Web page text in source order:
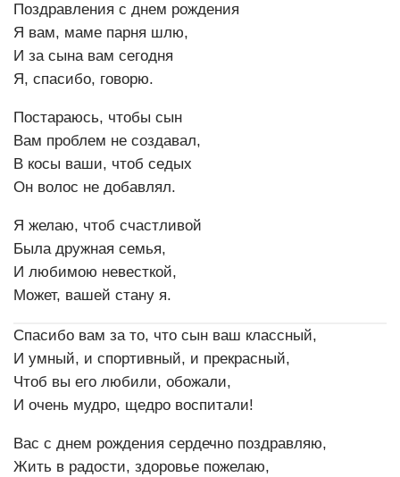
Поздравления с днем рождения
Я вам, маме парня шлю,
И за сына вам сегодня
Я, спасибо, говорю.
Постараюсь, чтобы сын
Вам проблем не создавал,
В косы ваши, чтоб седых
Он волос не добавлял.
Я желаю, чтоб счастливой
Была дружная семья,
И любимою невесткой,
Может, вашей стану я.
Спасибо вам за то, что сын ваш классный,
И умный, и спортивный, и прекрасный,
Чтоб вы его любили, обожали,
И очень мудро, щедро воспитали!
Вас с днем рождения сердечно поздравляю,
Жить в радости, здоровье пожелаю,